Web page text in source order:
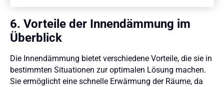
6. Vorteile der Innendämmung im
Überblick
Die Innendämmung bietet verschiedene Vorteile, die sie in
bestimmten Situationen zur optimalen Lösung machen.
Sie ermöglicht eine schnelle Erwärmung der Räume, da